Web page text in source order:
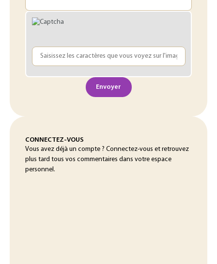
Envoyer
CONNECTEZ-VOUS
Vous avez déjà un compte ? Connectez-vous et retrouvez
plus tard tous vos commentaires dans votre espace
personnel.